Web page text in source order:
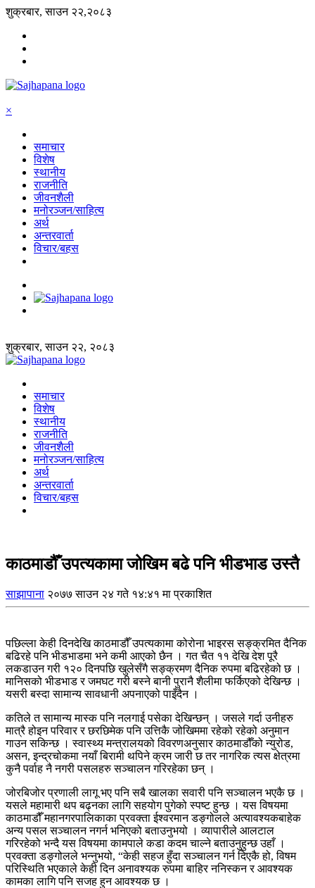
शुक्रबार, साउन २२,२०८३
×
समाचार
विशेष
स्थानीय
राजनीति
जीवनशैली
मनोरञ्जन/साहित्य
अर्थ
अन्तरवार्ता
विचार/बहस
शुक्रबार, साउन २२, २०८३
समाचार
विशेष
स्थानीय
राजनीति
जीवनशैली
मनोरञ्जन/साहित्य
अर्थ
अन्तरवार्ता
विचार/बहस
काठमाडौँ उपत्यकामा जोखिम बढे पनि भीडभाड उस्तै
साझापाना २०७७ साउन २४ गते १४:४१ मा प्रकाशित
पछिल्ला केही दिनदेखि काठमाडौँ उपत्यकामा कोरोना भाइरस सङ्क्रमित दैनिक
बढिरहे पनि भीडभाडमा भने कमी आएको छैन । गत चैत ११ देखि देश पूरै
लकडाउन गरी १२० दिनपछि खुलेसँगै सङ्क्रमण दैनिक रुपमा बढिरहेको छ ।
मानिसको भीडभाड र जमघट गरी बस्ने बानी पुरानै शैलीमा फर्किएको देखिन्छ ।
यसरी बस्दा सामान्य सावधानी अपनाएको पाइँदैन ।
कतिले त सामान्य मास्क पनि नलगाई पसेका देखिन्छन् । जसले गर्दा उनीहरु
मात्रै होइन परिवार र छरछिमेक पनि उत्तिकै जोखिममा रहेको रहेको अनुमान
गाउन सकिन्छ । स्वास्थ्य मन्त्रालयको विवरणअनुसार काठमाडौँको न्युरोड,
असन, इन्द्रचोकमा नयाँ बिरामी थपिने क्रम जारी छ तर नागरिक त्यस क्षेत्रमा
कुनै पर्वाह नै नगरी पसलहरु सञ्चालन गरिरहेका छन् ।
जोरबिजोर प्रणाली लागू भए पनि सबै खालका सवारी पनि सञ्चालन भएकै छ ।
यसले महामारी थप बढ्नका लागि सहयोग पुगेको स्पष्ट हुन्छ । यस विषयमा
काठमाडौँ महानगरपालिकाका प्रवक्ता ईश्वरमान डङ्गोलले अत्यावश्यकबाहेक
अन्य पसल सञ्चालन नगर्न भनिएको बताउनुभयो । व्यापारीले आलटाल
गरिरहेको भन्दै यस विषयमा कामपाले कडा कदम चाल्ने बताउनुहुन्छ उहाँ ।
प्रवक्ता डङ्गोलले भन्नुभयो, “केही सहज हुँदा सञ्चालन गर्न दिएकै हो, विषम
परिस्थिति भएकाले केही दिन अनावश्यक रुपमा बाहिर ननिस्कन र आवश्यक
कामका लागि पनि सजह हुन आवश्यक छ ।